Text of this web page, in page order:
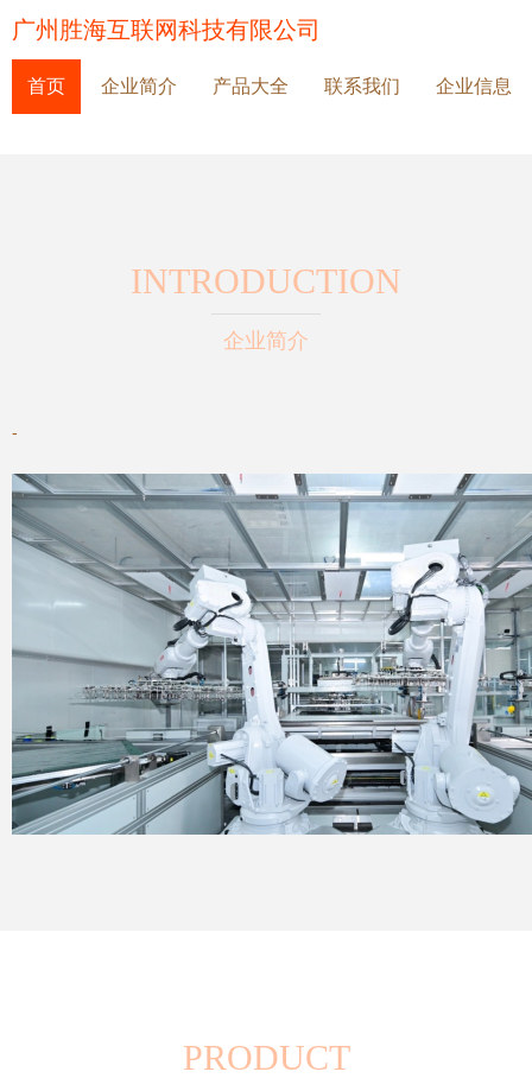
广州胜海互联网科技有限公司
首页 企业简介 产品大全 联系我们 企业信息
INTRODUCTION
企业简介
-
PRODUCT